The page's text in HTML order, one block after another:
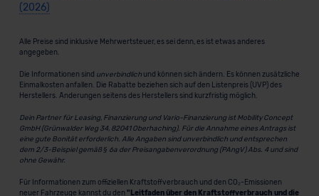
(2026)
Alle Preise sind inklusive Mehrwertsteuer, es sei denn, es ist etwas anderes
angegeben.
Die Informationen sind unverbindlichund können sich ändern. Es können zusätzliche
Einmalkosten anfallen. Die Rabatte beziehen sich auf den Listenpreis (UVP) des
Herstellers. Änderungen seitens des Herstellers sind kurzfristig möglich.
Dein Partner für Leasing, Finanzierung und Vario-Finanzierung ist Mobility Concept
GmbH (Grünwalder Weg 34, 82041 Oberhaching). Für die Annahme eines Antrags ist
eine gute Bonität erforderlich. Alle Angaben sind unverbindlich und entsprechen
dem 2/3-Beispiel gemäß § 6a der Preisangabenverordnung (PAngV) Abs. 4 und sind
ohne Gewähr.
Für Informationen zum offiziellen Kraftstoffverbrauch und den CO₂-Emissionen
neuer Fahrzeuge kannst du den "Leitfaden über den Kraftstoffverbrauch und die